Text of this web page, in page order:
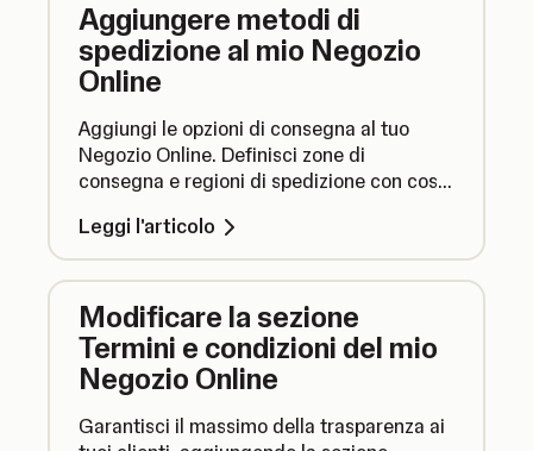
Aggiungere metodi di
spedizione al mio Negozio
Online
Aggiungi le opzioni di consegna al tuo
Negozio Online. Definisci zone di
consegna e regioni di spedizione con costi
ricevere gli ordini direttamente a casa
loro.
Leggi l'articolo
Modificare la sezione
Termini e condizioni del mio
Negozio Online
Garantisci il massimo della trasparenza ai